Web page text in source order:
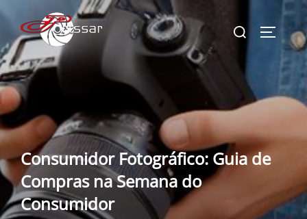
Pular
para
o
conteúdo
Pesquisar
Consumidor Fotográfico: Guia de
Compras na Semana do
Consumidor